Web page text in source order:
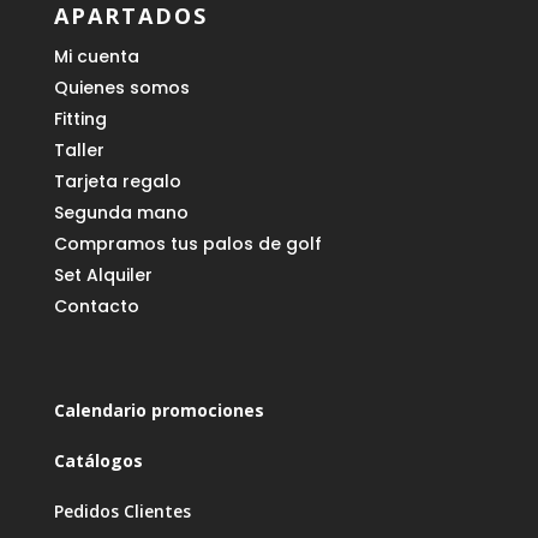
APARTADOS
Mi cuenta
Quienes somos
Fitting
Taller
Tarjeta regalo
Segunda mano
Compramos tus palos de golf
Set Alquiler
Contacto
Calendario promociones
Catálogos
Pedidos Clientes